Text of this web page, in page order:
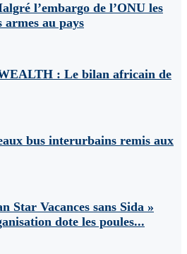
l’embargo de l’ONU les
armes au pays
: Le bilan africain de
bus interurbains remis aux
Star Vacances sans Sida »
dote les poules...